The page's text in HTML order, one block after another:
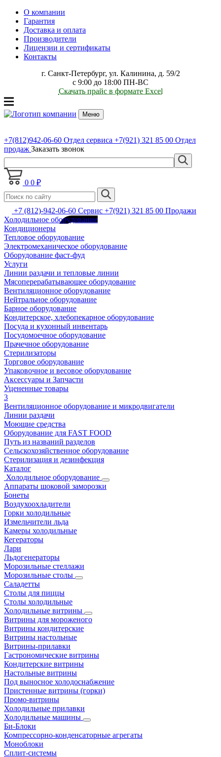
О компании
Гарантия
Доставка и оплата
Производители
Лицензии и сертификаты
Контакты
г. Санкт-Петербург, ул. Калинина, д. 59/2
с 9:00 до 18:00 ПН-ВС
Скачать прайс в формате Excel
Меню
+7(812)942-06-60 Отдел сервиса +7(921) 321 85 00 Отдел
продаж Заказать звонок
0 0 ₽
+7 (812)-942-06-60 Сервис +7(921) 321 85 00 Продажи
Холодильное оборудование
Кондиционеры
Тепловое оборудование
Электромеханическое оборудование
Оборудование фаст-фуд
Услуги
Линии раздачи и тепловые линии
Мясоперерабатывающее оборудование
Вентиляционное оборудование
Нейтральное оборудование
Барное оборудование
Кондитерское, хлебопекарное оборудование
Посуда и кухонный инвентарь
Посудомоечное оборудование
Прачечное оборудование
Стерилизаторы
Торговое оборудование
Упаковочное и весовое оборудование
Аксессуары и Запчасти
Уцененные товары
3
Вентиляционное оборудование и микродвигатели
Линии раздачи
Моющие средства
Оборудование для FAST FOOD
Путь из названий разделов
Сельскохозяйственное оборудование
Стерилизация и дезинфекция
Каталог
Холодильное оборудование
Аппараты шоковой заморозки
Бонеты
Воздухоохладители
Горки холодильные
Измельчители льда
Камеры холодильные
Кегераторы
Лари
Льдогенераторы
Морозильные стеллажи
Морозильные столы
Саладетты
Столы для пиццы
Столы холодильные
Холодильные витрины
Витрины для мороженого
Витрины кондитерские
Витрины настольные
Витрины-прилавки
Гастрономические витрины
Кондитерские витрины
Настольные витрины
Под выносное холодоснабжение
Пристенные витрины (горки)
Промо-витрины
Холодильные прилавки
Холодильные машины
Би-Блоки
Компрессорно-конденсаторные агрегаты
Моноблоки
Сплит-системы